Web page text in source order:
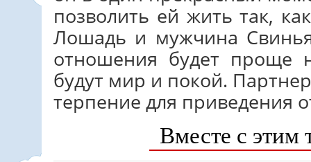
позволить ей жить так,
Лошадь и мужчина Свинья
отношения будет проще
будут мир и покой.
терпение для приведения
Вместе с этим